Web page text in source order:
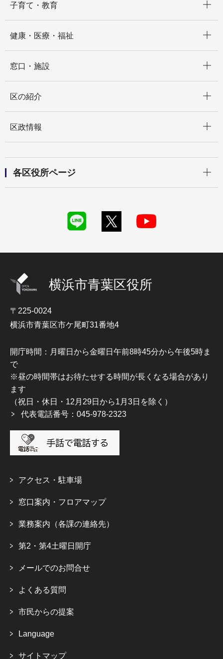
子育て・教育
健康・医療・福祉
窓口・施設
区の紹介
区政情報
各区役所ページ
横浜市青葉区役所
〒225-0024
横浜市青葉区市ケ尾町31番地4
開庁時間：月曜日から金曜日午前8時45分から午後5時ま
で
※昼の時間帯はお待たせする時間が長くなる場合があり
ます
（祝日・休日・12月29日から1月3日を除く）
代表電話番号：045-978-2323
アクセス・駐車場
窓口案内・フロアマップ
業務案内（各課の連絡先）
第2・第4土曜日開庁
メールでのお問合せ
よくある質問
市民からの提案
Language
サイトマップ